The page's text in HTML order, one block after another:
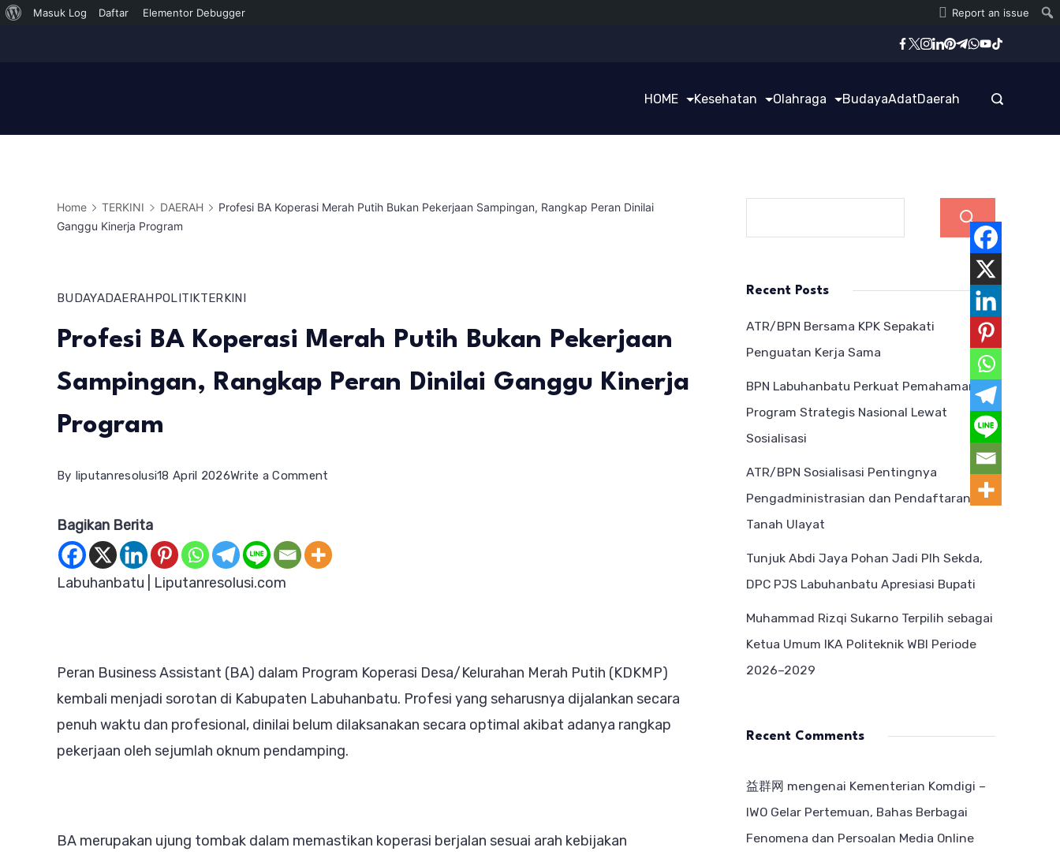
Tentang
Masuk Log Daftar Elementor Debugger Report an issue
HOME Kesehatan Olahraga BudayaAdatDaerah
Home TERKINI DAERAH
Profesi BA Koperasi Merah Putih Bukan Pekerjaan Sampingan, Rangkap Peran Dinilai
Ganggu Kinerja Program
BUDAYADAERAHPOLITIKTERKINI
Profesi BA Koperasi Merah Putih Bukan Pekerjaan
Sampingan, Rangkap Peran Dinilai Ganggu Kinerja
Program
By liputanresolusi18 April 2026Write a Comment
Koperasi
Sampingan,
Dinilai
Program
Bagikan Berita
Labuhanbatu | Liputanresolusi.com
Peran Business Assistant (BA) dalam Program Koperasi Desa/Kelurahan Merah Putih (KDKMP)
kembali menjadi sorotan di Kabupaten Labuhanbatu. Profesi yang seharusnya dijalankan secara
penuh waktu dan profesional, dinilai belum dilaksanakan secara optimal akibat adanya rangkap
pekerjaan oleh sejumlah oknum pendamping.
BA merupakan ujung tombak dalam memastikan koperasi berjalan sesuai arah kebijakan
Recent Posts
ATR/BPN Bersama KPK Sepakati
Penguatan Kerja Sama
BPN Labuhanbatu Perkuat Pemahaman
Program Strategis Nasional Lewat
Sosialisasi
ATR/BPN Sosialisasi Pentingnya
Pengadministrasian dan Pendaftaran
Tanah Ulayat
Tunjuk Abdi Jaya Pohan Jadi Plh Sekda,
DPC PJS Labuhanbatu Apresiasi Bupati
Muhammad Rizqi Sukarno Terpilih sebagai
Ketua Umum IKA Politeknik WBI Periode
2026–2029
Recent Comments
益群网 mengenai Kementerian Komdigi –
IWO Gelar Pertemuan, Bahas Berbagai
Fenomena dan Persoalan Media Online